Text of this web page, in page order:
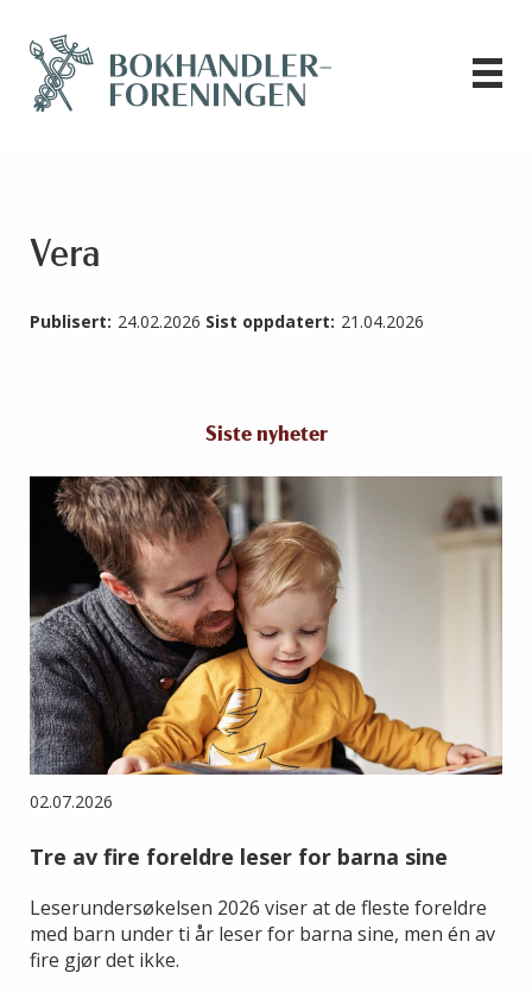
Vera
Publisert: 24.02.2026 Sist oppdatert: 21.04.2026
Siste nyheter
02.07.2026
Tre av fire foreldre leser for barna sine
Leserundersøkelsen 2026 viser at de fleste foreldre
med barn under ti år leser for barna sine, men én av
fire gjør det ikke.